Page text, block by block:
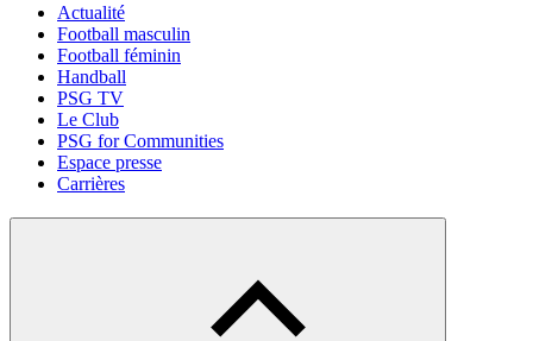
Actualité
Football masculin
Football féminin
Handball
PSG TV
Le Club
PSG for Communities
Espace presse
Carrières